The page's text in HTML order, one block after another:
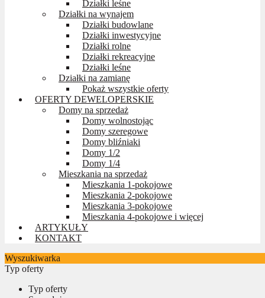
Działki leśne
Działki na wynajem
Działki budowlane
Działki inwestycyjne
Działki rolne
Działki rekreacyjne
Działki leśne
Działki na zamianę
Pokaż wszystkie oferty
OFERTY DEWELOPERSKIE
Domy na sprzedaż
Domy wolnostojąc
Domy szeregowe
Domy bliźniaki
Domy 1/2
Domy 1/4
Mieszkania na sprzedaż
Mieszkania 1-pokojowe
Mieszkania 2-pokojowe
Mieszkania 3-pokojowe
Mieszkania 4-pokojowe i więcej
ARTYKUŁY
KONTAKT
Wyszukiwarka
Typ oferty
Typ oferty